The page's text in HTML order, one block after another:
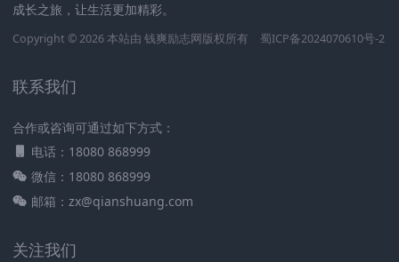
成长之旅，让生活更加精彩。
Copyright © 2026 本站由 钱爽励志网版权所有 蜀ICP备2024070610号-2
联系我们
合作或咨询可通过如下方式：
电话：18080 868999
微信：18080 868999
邮箱：zx@qianshuang.com
关注我们